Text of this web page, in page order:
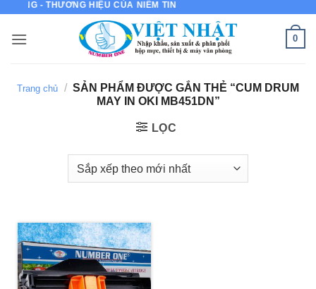
nội
- THƯƠNG HIỆU CỦA NIỀM TIN
0
Trang chủ / SẢN PHẨM ĐƯỢC GẮN THẺ “CUM DRUM
MAY IN OKI MB451DN”
LỌC